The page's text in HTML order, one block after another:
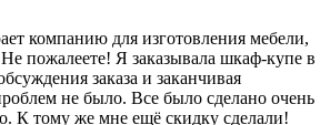
компанию для изготовления мебели,
пожалеете! Я заказывала шкаф-купе в
заказа и заканчивая
не было. Все было сделано очень
К тому же мне ещё скидку сделали!